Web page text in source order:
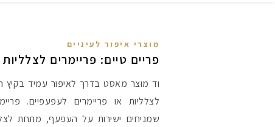
מוצרי איפור לעיניים
פריים טיים: פריימרים לצלליות
וד מוצר מאסט בדרך לאיפור עמיד בקיץ
לצלליות או פריימרים לעפעפיים.